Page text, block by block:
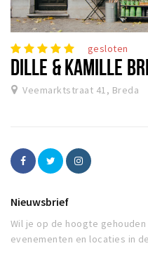
gesloten
DILLE & KAMILLE
Veemarktstraat 41, Breda
Nieuwsbrief
Wil je op de hoogte
evenementen en locaties in